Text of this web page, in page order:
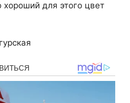
хороший для этого цвет